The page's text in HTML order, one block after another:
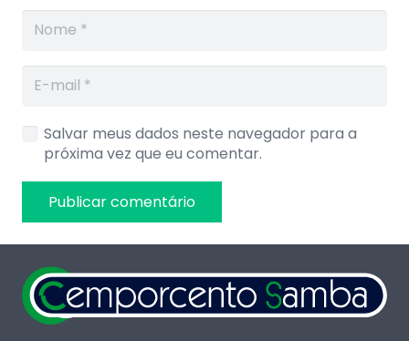
Salvar meus dados neste navegador para a
próxima vez que eu comentar.
Publicar comentário